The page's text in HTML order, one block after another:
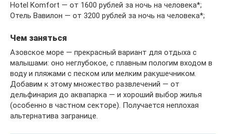
Hotel Komfort — от 1600 рублей за ночь на человека*;
Отель Вавилон — от 3200 рублей за ночь на человека*;
Чем заняться
Азовское море — прекрасный вариант для отдыха с
малышами: оно неглубокое, с плавным пологим входом в
воду и пляжами с песком или мелким ракушечником.
Добавим к этому множество развлечений — от
дельфинария до аквапарка — и хороший выбор жилья
(особенно в частном секторе). Получается неплохая
альтернатива загранице.